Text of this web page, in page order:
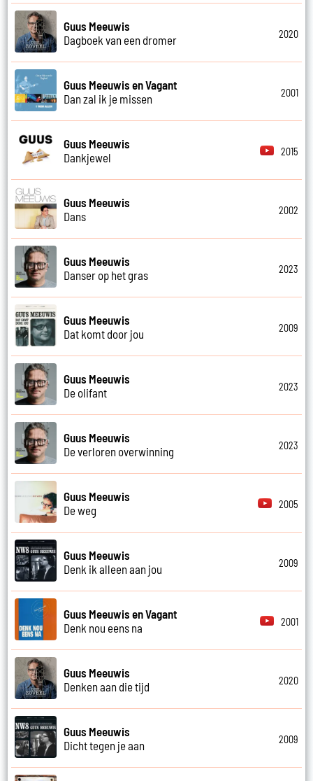
Guus Meeuwis
Dagboek van een dromer
2020
Guus Meeuwis en Vagant
Dan zal ik je missen
2001
Guus Meeuwis
Dankjewel
2015
Guus Meeuwis
Dans
2002
Guus Meeuwis
Danser op het gras
2023
Guus Meeuwis
Dat komt door jou
2009
Guus Meeuwis
De olifant
2023
Guus Meeuwis
De verloren overwinning
2023
Guus Meeuwis
De weg
2005
Guus Meeuwis
Denk ik alleen aan jou
2009
Guus Meeuwis en Vagant
Denk nou eens na
2001
Guus Meeuwis
Denken aan die tijd
2020
Guus Meeuwis
Dicht tegen je aan
2009